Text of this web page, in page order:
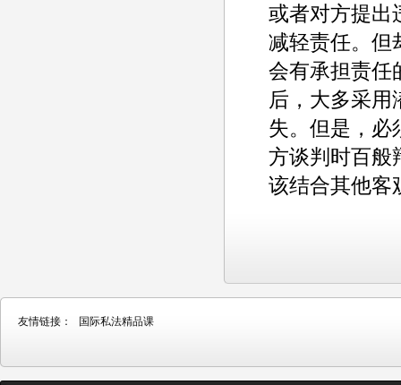
或者对方提出
减轻责任。但
会有承担责任
后，大多采用
失。但是，必
方谈判时百般
该结合其他客
友情链接： 国际私法精品课